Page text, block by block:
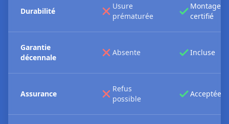
Durabilité
Usure
prématurée
Montage
certifié
Garantie
décennale
Absente Incluse
Assurance
Refus
possible
Acceptée